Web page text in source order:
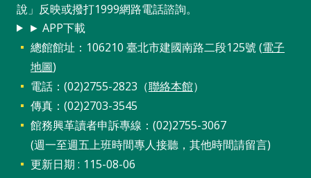
兒
常
說」反映或撥打1999網路電話諮詢。
► APP下載
總館館址：106210 臺北市建國南路二段125號 (電子
地圖)
電話：(02)2755-2823（聯絡本館）
傳真：(02)2703-3545
館務興革讀者申訴專線：(02)2755-3067
(週一至週五上班時間專人接聽，其他時間請留言)
更新日期
115-08-06